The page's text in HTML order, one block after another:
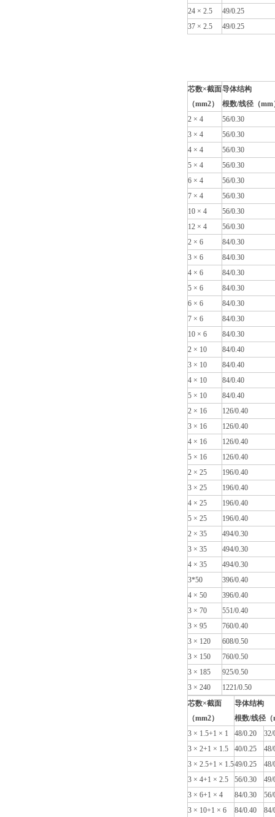
24 × 2.5
49/0.25
37 × 2.5
49/0.25
芯数×截面
（mm2）
导体结构
根数/线径（mm
2 × 4
56/0.30
3 × 4
56/0.30
4 × 4
56/0.30
5 × 4
56/0.30
6 × 4
56/0.30
7 × 4
56/0.30
10 × 4
56/0.30
12 × 4
56/0.30
2 × 6
84/0.30
3 × 6
84/0.30
4 × 6
84/0.30
5 × 6
84/0.30
6 × 6
84/0.30
7 × 6
84/0.30
10 × 6
84/0.30
2 × 10
84/0.40
3 × 10
84/0.40
4 × 10
84/0.40
5 × 10
84/0.40
2 × 16
126/0.40
3 × 16
126/0.40
4 × 16
126/0.40
5 × 16
126/0.40
2 × 25
196/0.40
3 × 25
196/0.40
4 × 25
196/0.40
5 × 25
196/0.40
2 × 35
494/0.30
3 × 35
494/0.30
4 × 35
494/0.30
3*50
396/0.40
4 × 50
396/0.40
3 × 70
551/0.40
3 × 95
760/0.40
3 × 120
608/0.50
3 × 150
760/0.50
3 × 185
925/0.50
3 × 240
1221/0.50
芯数×截面
（mm2）
导体结构
根数/线径（
3 × 1.5+1 × 1
48/0.20
32/
3 × 2+1 × 1.5
40/0.25
48/
3 × 2.5+1 × 1.549/0.25
48/
3 × 4+1 × 2.5
56/0.30
49/
3 × 6+1 × 4
84/0.30
56/
3 × 10+1 × 6
84/0.40
84/